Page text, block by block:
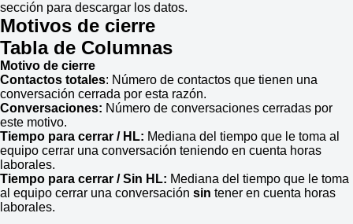
sección para descargar los datos.
Motivos de cierre
Tabla de Columnas
Motivo de cierre
Contactos totales: Número de contactos que tienen una
conversación cerrada por esta razón.
Conversaciones: Número de conversaciones cerradas por
este motivo.
Tiempo para cerrar / HL: Mediana del tiempo que le toma al
equipo cerrar una conversación teniendo en cuenta horas
laborales.
Tiempo para cerrar / Sin HL: Mediana del tiempo que le toma
al equipo cerrar una conversación sin tener en cuenta horas
laborales.